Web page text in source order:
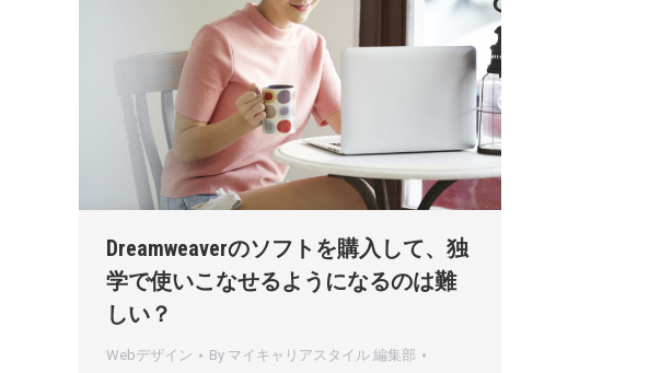
Dreamweaverのソフトを購入して、独
学で使いこなせるようになるのは難
しい？
Webデザイン By マイキャリアスタイル 編集部